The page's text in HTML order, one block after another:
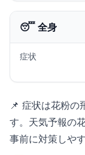
😴 全身
症状
📌 症状は花粉の
す。天気予報の
事前に対策しや